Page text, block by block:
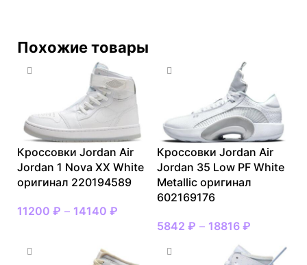
Похожие товары
Кроссовки Jordan Air
Jordan 1 Nova XX White
оригинал 220194589
11200 ₽ – 14140 ₽
Кроссовки Jordan Air
Jordan 35 Low PF White
Metallic оригинал
602169176
5842 ₽ – 18816 ₽